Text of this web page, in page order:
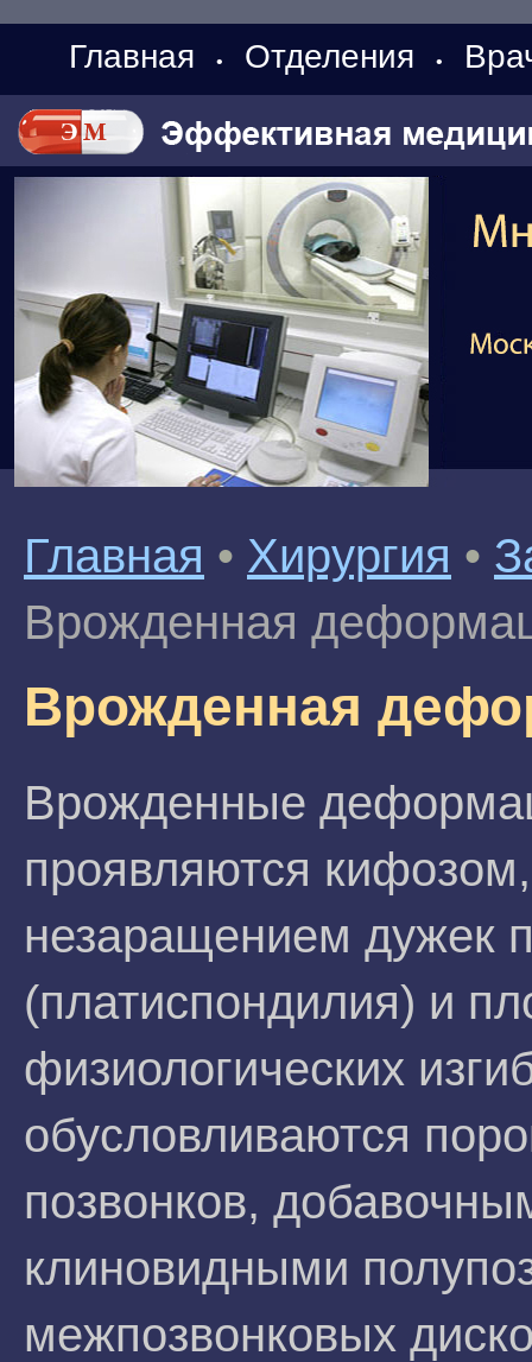
Главная • Отделения •
Главная • Хирургия •
Врожденная
Врожденная
Врожденные
проявляются
незаращением дужек
(платиспондилия) и
физиологических
обусловливаются
позвонков,
клиновидными
межпозвонковых